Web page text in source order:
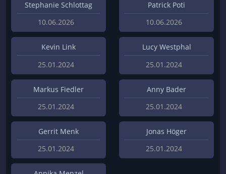
Stephanie Schlottag
10.06.2026
Patrick Poti
10.06.2026
Kevin Link
25.01.2024
Lucy Westphal
25.01.2024
Markus Fiedler
25.01.2024
Anny Bader
25.01.2024
Gerrit Menk
25.01.2024
Jonas Höger
25.01.2024